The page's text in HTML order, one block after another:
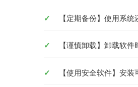
【定期备份】使用系
【谨慎卸载】卸载软
【使用安全软件】安装